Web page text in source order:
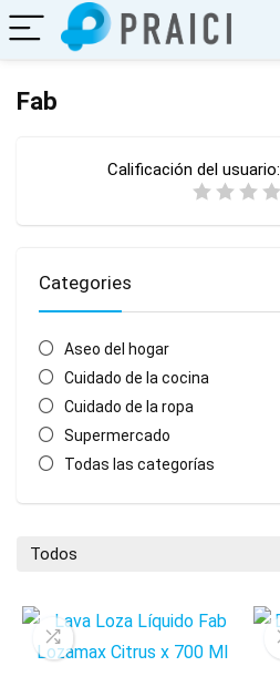
Fab
Calificación del usuario:
Categories
Aseo del hogar
Cuidado de la cocina
Cuidado de la ropa
Supermercado
Todas las categorías
Todos